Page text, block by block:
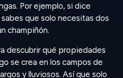
Por ejemplo, si dice
que solo necesitas dos
champiñón.
descubrir qué propiedades
se crea en los campos de
y lluviosos. Así que solo